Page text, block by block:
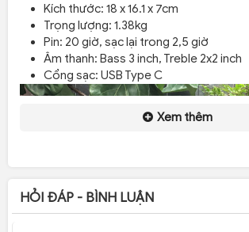
Kích thước: 18 x 16.1 x 7cm
Trọng lượng: 1.38kg
Pin: 20 giờ, sạc lại trong 2,5 giờ
Âm thanh: Bass 3 inch, Treble 2x2 inch
Cổng sạc: USB Type C
Xem thêm
HỎI ĐÁP - BÌNH LUẬN